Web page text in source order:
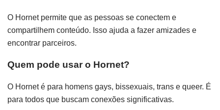
O Hornet permite que as pessoas se conectem e
compartilhem conteúdo. Isso ajuda a fazer amizades e
encontrar parceiros.
Quem pode usar o Hornet?
O Hornet é para homens gays, bissexuais, trans e queer. É
para todos que buscam conexões significativas.